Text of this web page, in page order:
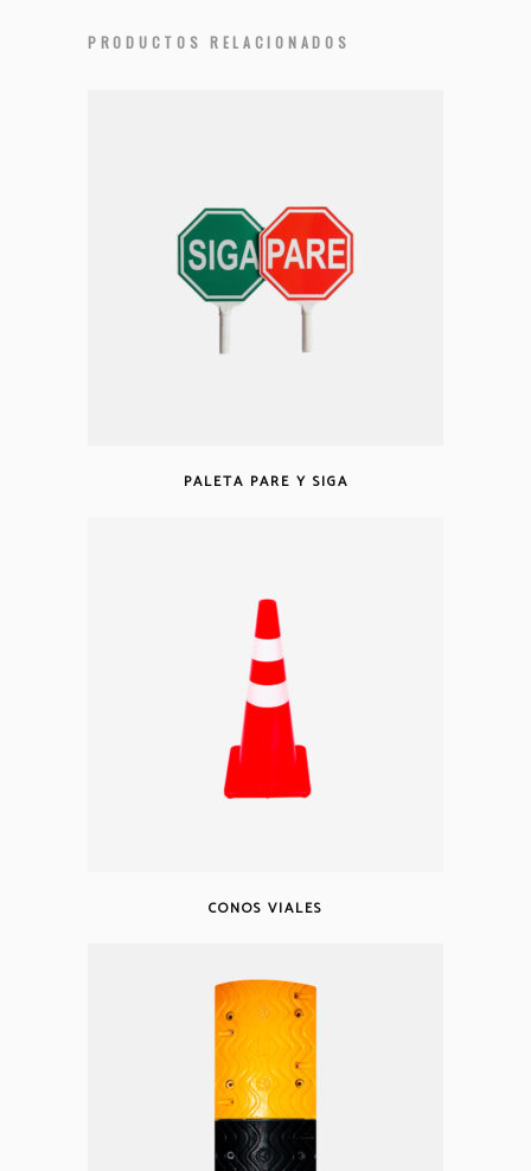
PRODUCTOS RELACIONADOS
PALETA PARE Y SIGA
CONOS VIALES